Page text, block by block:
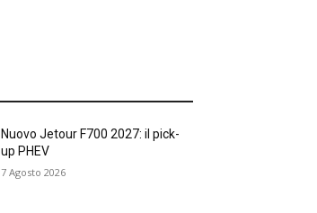
Nuovo Jetour F700 2027: il pick-
up PHEV
7 Agosto 2026